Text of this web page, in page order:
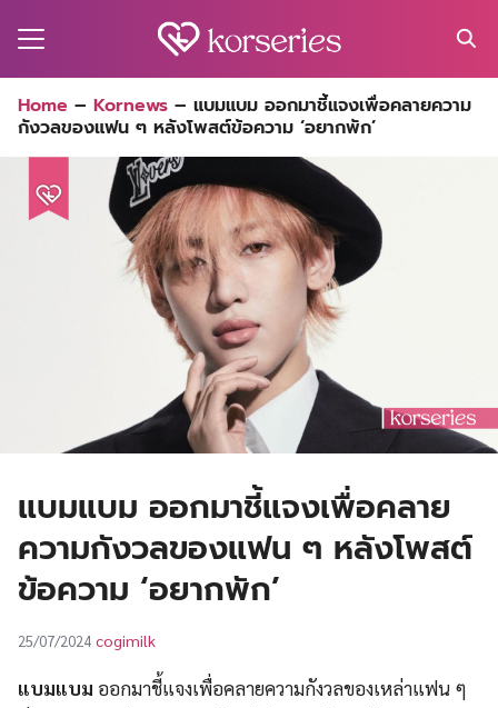
for:
Home – Kornews – แบมแบม ออกมาชี้แจงเพื่อคลายความ
กังวลของแฟน ๆ หลังโพสต์ข้อความ ‘อยากพัก’
แบมแบม ออกมาชี้แจงเพื่อคลาย
ความกังวลของแฟน ๆ หลังโพสต์
ข้อความ ‘อยากพัก’
25/07/2024 cogimilk
แบมแบม ออกมาชี้แจงเพื่อคลายความกังวลของเหล่าแฟน ๆ